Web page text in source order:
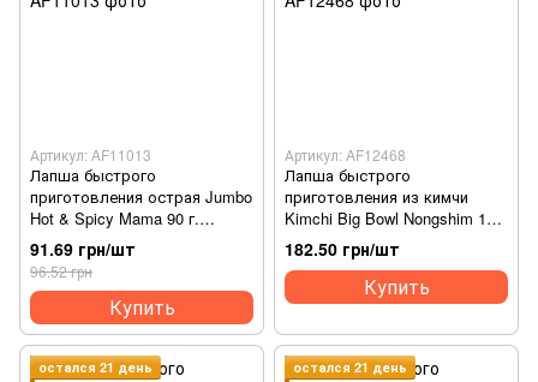
Артикул: AF11013
Лапша быстрого
приготовления острая Jumbo
Hot & Spicy Mama 90 г.
(8850987131264)
91.69 грн/шт
96.52 грн
Купить
Артикул: AF12468
Лапша быстрого
приготовления из кимчи
Kimchi Big Bowl Nongshim 112
г. (8801043032285)
182.50 грн/шт
Купить
остался 21 день
остался 21 день